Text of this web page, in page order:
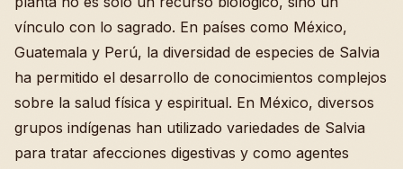
vínculo con lo sagrado. En países como México,
Guatemala y Perú, la diversidad de especies de Salvia
ha permitido el desarrollo de conocimientos complejos
sobre la salud física y espiritual. En México, diversos
grupos indígenas han utilizado variedades de Salvia
para tratar afecciones digestivas y como agentes